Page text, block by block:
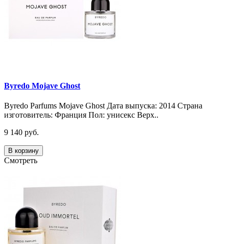
Byredo Mojave Ghost
Byredo Parfums Mojave Ghost Дата выпуска: 2014 Страна
изготовитель: Франция Пол: унисекс Верх..
9 140 руб.
В корзину
Смотреть